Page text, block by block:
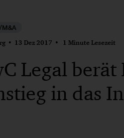
M&A
13 Dez 2017 1 Minute Lesezeit
Legal
in das